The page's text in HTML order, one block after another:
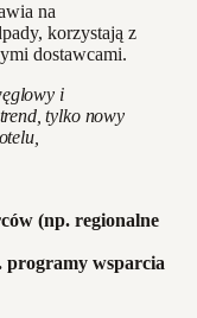
na
korzystają z
dostawcami.
i
tylko nowy
(np. regionalne
programy wsparcia